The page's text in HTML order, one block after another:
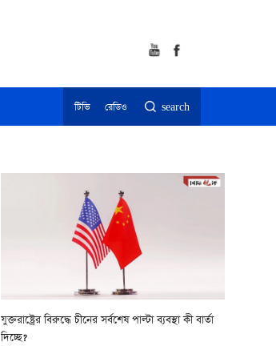
টিভি রেডিও search
যুক্তরাষ্ট্রের বিরুদ্ধে চীনের সর্বশেষ পাল্টা ব্যবস্থা কী বার্তা
দিচ্ছে?